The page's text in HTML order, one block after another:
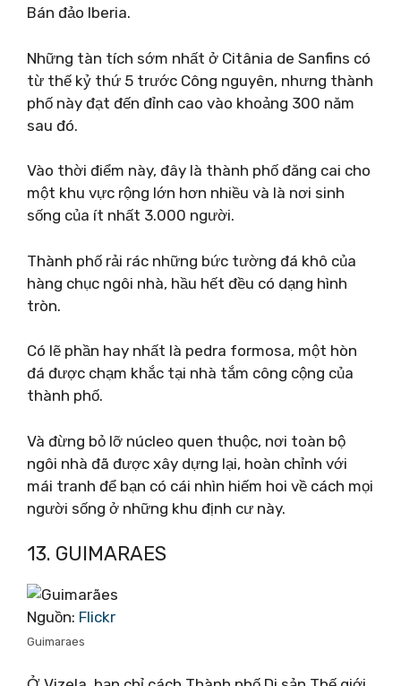
Bán đảo Iberia.
Những tàn tích sớm nhất ở Citânia de Sanfins có
từ thế kỷ thứ 5 trước Công nguyên, nhưng thành
phố này đạt đến đỉnh cao vào khoảng 300 năm
sau đó.
Vào thời điểm này, đây là thành phố đăng cai cho
một khu vực rộng lớn hơn nhiều và là nơi sinh
sống của ít nhất 3.000 người.
Thành phố rải rác những bức tường đá khô của
hàng chục ngôi nhà, hầu hết đều có dạng hình
tròn.
Có lẽ phần hay nhất là pedra formosa, một hòn
đá được chạm khắc tại nhà tắm công cộng của
thành phố.
Và đừng bỏ lỡ núcleo quen thuộc, nơi toàn bộ
ngôi nhà đã được xây dựng lại, hoàn chỉnh với
mái tranh để bạn có cái nhìn hiếm hoi về cách mọi
người sống ở những khu định cư này.
13. GUIMARAES
Nguồn: Flickr
Guimaraes